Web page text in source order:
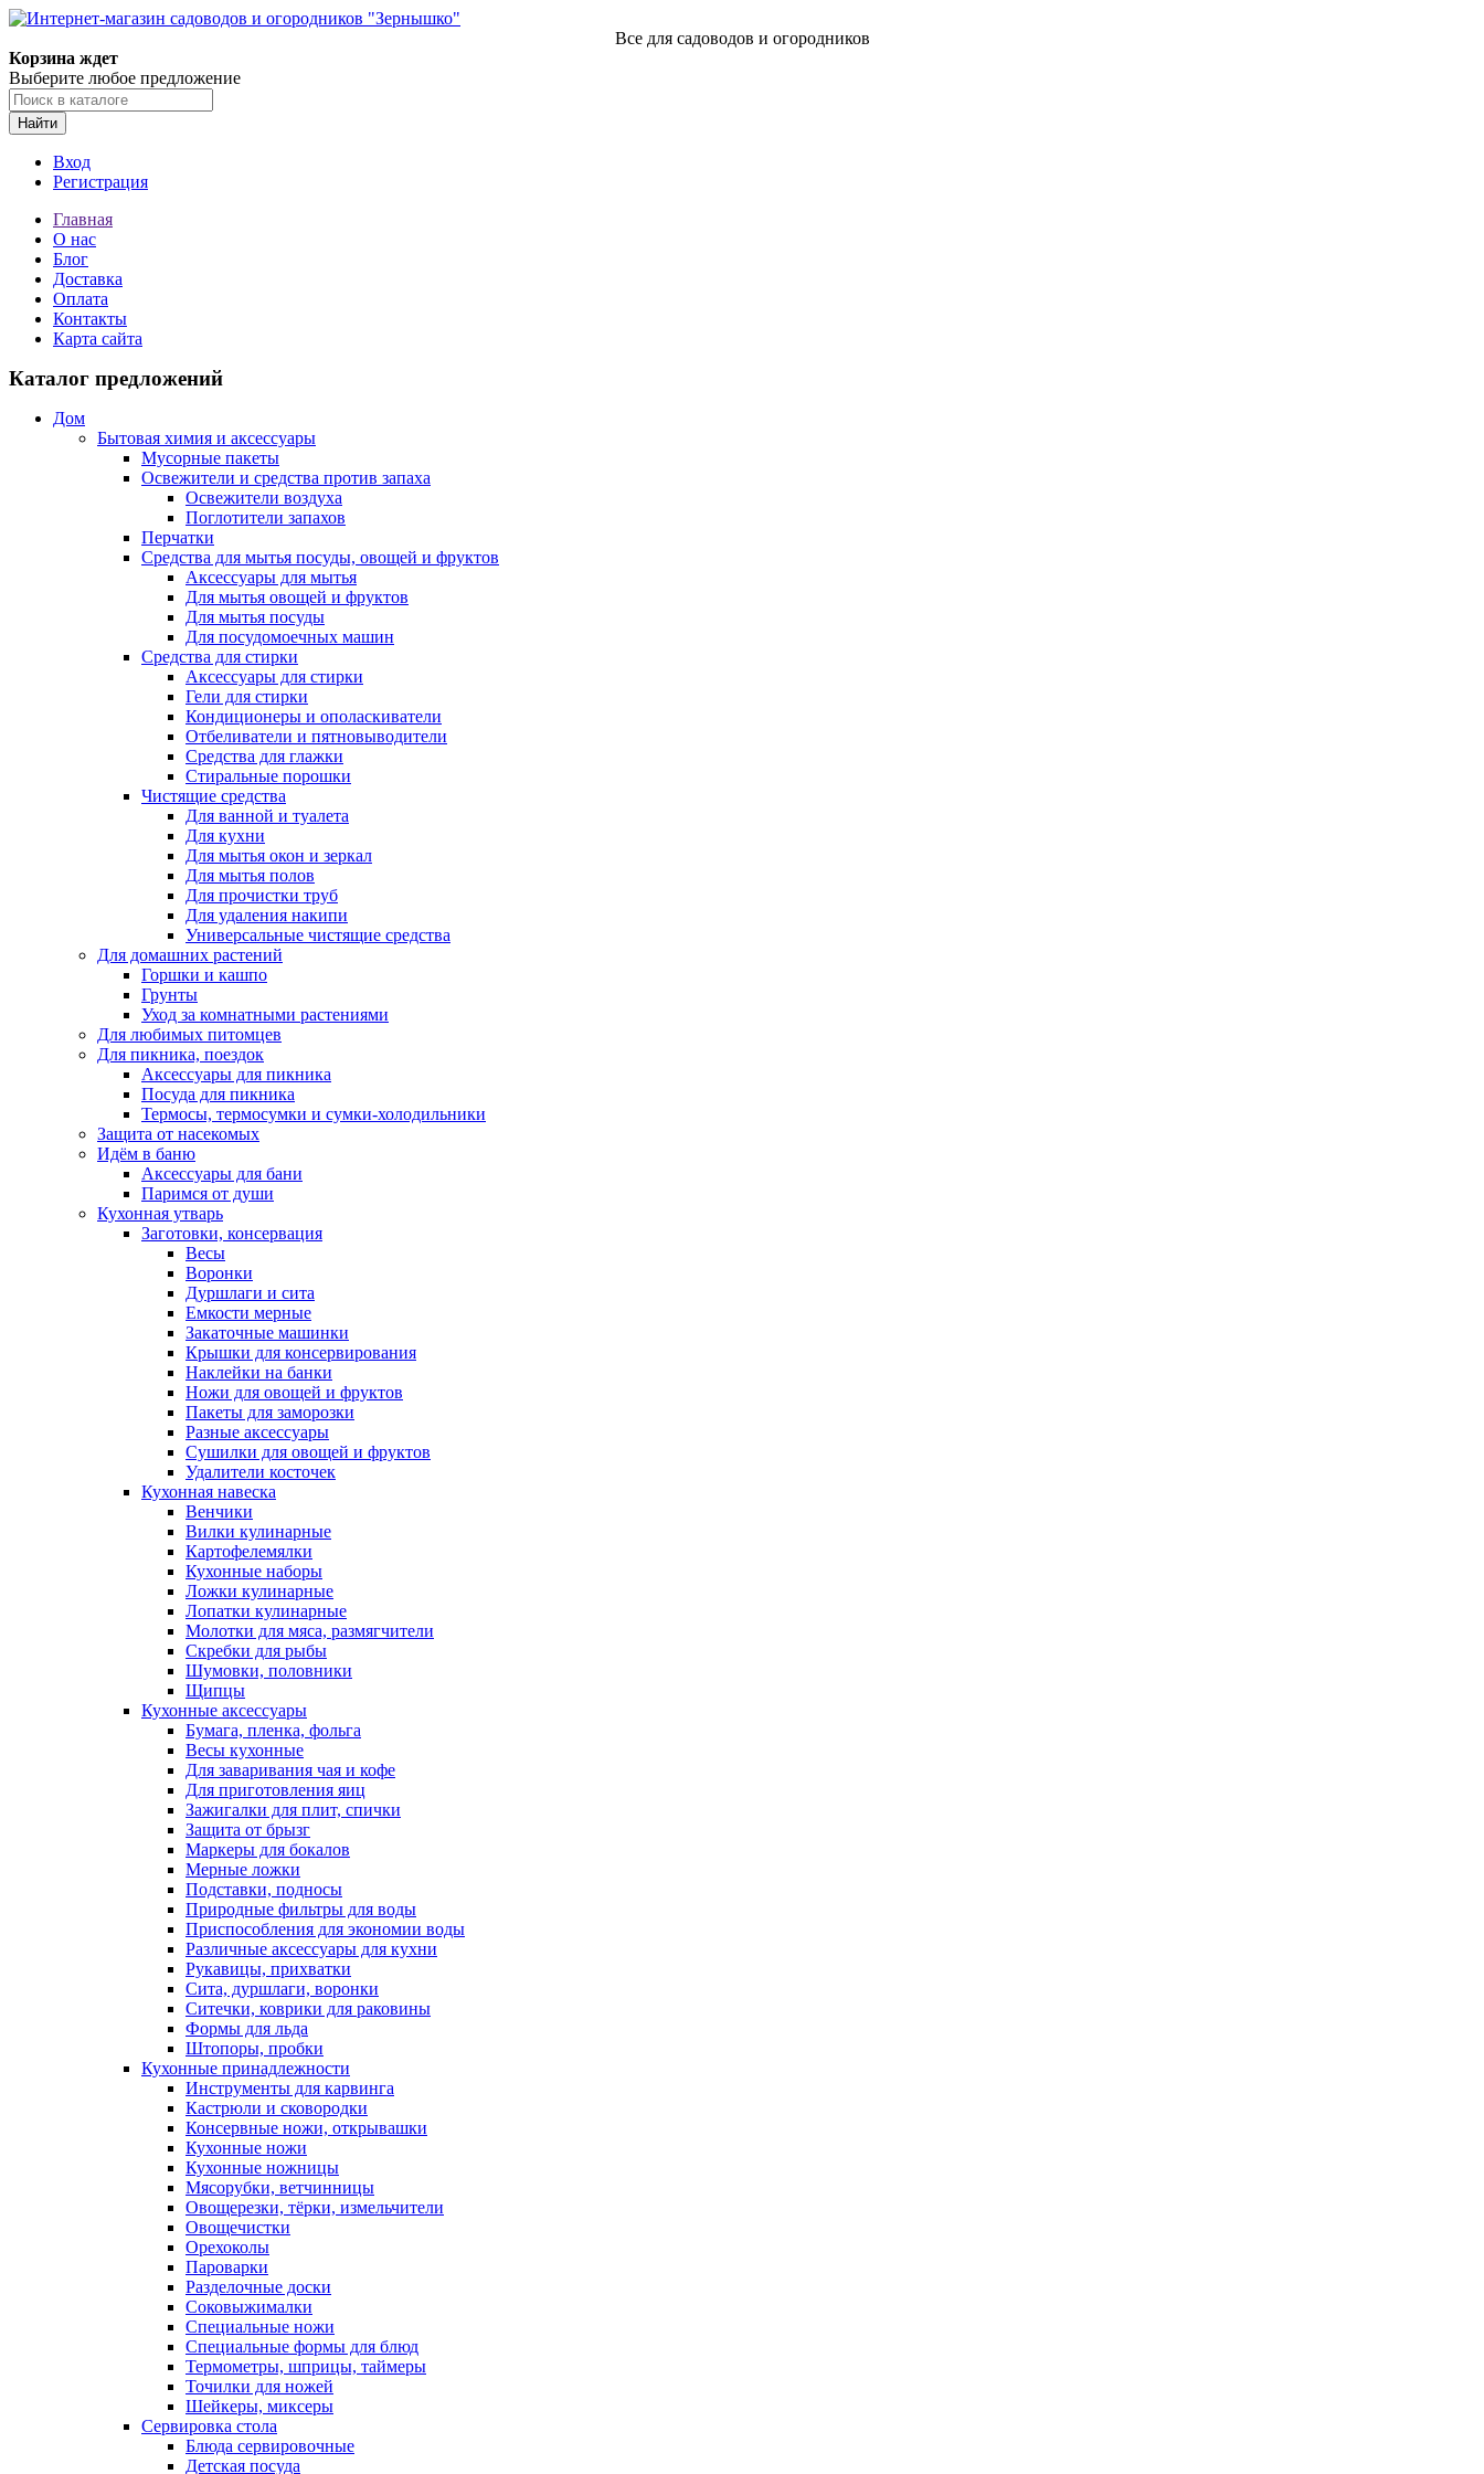
Все для садоводов и огородников
Корзина ждет
Выберите любое предложение
Найти
Вход
Регистрация
Главная
О нас
Блог
Доставка
Оплата
Контакты
Карта сайта
Каталог предложений
Дом
Бытовая химия и аксессуары
Мусорные пакеты
Освежители и средства против запаха
Освежители воздуха
Поглотители запахов
Перчатки
Средства для мытья посуды, овощей и фруктов
Аксессуары для мытья
Для мытья овощей и фруктов
Для мытья посуды
Для посудомоечных машин
Средства для стирки
Аксессуары для стирки
Гели для стирки
Кондиционеры и ополаскиватели
Отбеливатели и пятновыводители
Средства для глажки
Стиральные порошки
Чистящие средства
Для ванной и туалета
Для кухни
Для мытья окон и зеркал
Для мытья полов
Для прочистки труб
Для удаления накипи
Универсальные чистящие средства
Для домашних растений
Горшки и кашпо
Грунты
Уход за комнатными растениями
Для любимых питомцев
Для пикника, поездок
Аксессуары для пикника
Посуда для пикника
Термосы, термосумки и сумки-холодильники
Защита от насекомых
Идём в баню
Аксессуары для бани
Паримся от души
Кухонная утварь
Заготовки, консервация
Весы
Воронки
Дуршлаги и сита
Емкости мерные
Закаточные машинки
Крышки для консервирования
Наклейки на банки
Ножи для овощей и фруктов
Пакеты для заморозки
Разные аксессуары
Сушилки для овощей и фруктов
Удалители косточек
Кухонная навеска
Венчики
Вилки кулинарные
Картофелемялки
Кухонные наборы
Ложки кулинарные
Лопатки кулинарные
Молотки для мяса, размягчители
Скребки для рыбы
Шумовки, половники
Щипцы
Кухонные аксессуары
Бумага, пленка, фольга
Весы кухонные
Для заваривания чая и кофе
Для приготовления яиц
Зажигалки для плит, спички
Защита от брызг
Маркеры для бокалов
Мерные ложки
Подставки, подносы
Природные фильтры для воды
Приспособления для экономии воды
Различные аксессуары для кухни
Рукавицы, прихватки
Сита, дуршлаги, воронки
Ситечки, коврики для раковины
Формы для льда
Штопоры, пробки
Кухонные принадлежности
Инструменты для карвинга
Кастрюли и сковородки
Консервные ножи, открывашки
Кухонные ножи
Кухонные ножницы
Мясорубки, ветчинницы
Овощерезки, тёрки, измельчители
Овощечистки
Орехоколы
Пароварки
Разделочные доски
Соковыжималки
Специальные ножи
Специальные формы для блюд
Термометры, шприцы, таймеры
Точилки для ножей
Шейкеры, миксеры
Сервировка стола
Блюда сервировочные
Детская посуда